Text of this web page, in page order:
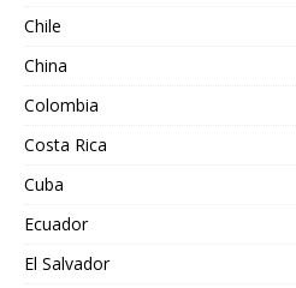
Chile
China
Colombia
Costa Rica
Cuba
Ecuador
El Salvador